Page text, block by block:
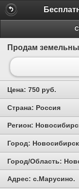
Продам
Цена: 750 руб.
Страна: Россия
Регион:
Город: Новосибирск
Город/Область:
Адрес: с.Марусино.